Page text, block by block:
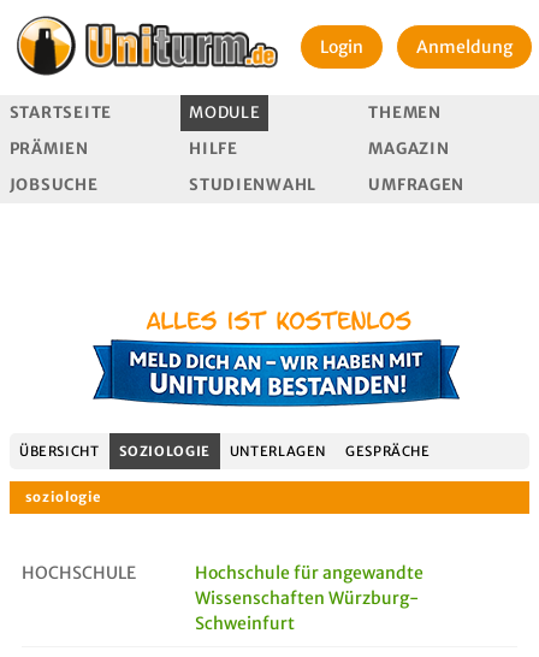
Login Anmeldung
STARTSEITE MODULE
THEMEN
PRÄMIEN
HILFE
MAGAZIN
JOBSUCHE
STUDIENWAHL UMFRAGEN
ÜBERSICHT SOZIOLOGIE UNTERLAGEN GESPRÄCHE
HOCHSCHULE
Hochschule für angewandte
Wissenschaften Würzburg-
Schweinfurt